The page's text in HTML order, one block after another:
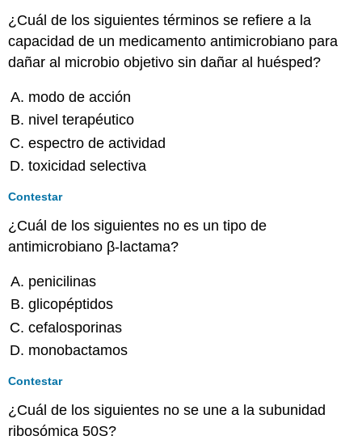
¿Cuál de los siguientes términos se refiere a la
capacidad de un medicamento antimicrobiano para
dañar al microbio objetivo sin dañar al huésped?
modo de acción
nivel terapéutico
espectro de actividad
toxicidad selectiva
Contestar
¿Cuál de los siguientes no es un tipo de
antimicrobiano β-lactama?
penicilinas
glicopéptidos
cefalosporinas
monobactamos
Contestar
¿Cuál de los siguientes no se une a la subunidad
ribosómica 50S?